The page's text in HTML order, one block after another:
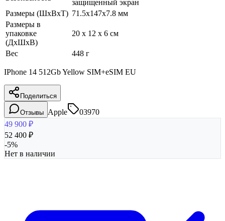
защищенный экран
Размеры (ШхВхТ) 71.5x147x7.8 мм
Размеры в
упаковке
(ДхШхВ)
20 x 12 x 6 см
Вес 448 г
IPhone 14 512Gb Yellow SIM+eSIM EU
Поделиться
Отзывы Apple
03970
49 900 ₽
52 400 ₽
-5%
Нет в наличии